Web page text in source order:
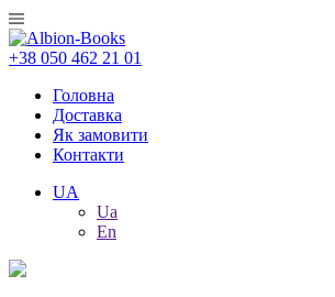
+38 050 462 21 01
Головна
Доставка
Як замовити
Контакти
UA
Ua
En